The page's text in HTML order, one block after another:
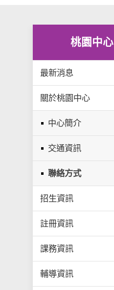
桃園中心
最新消息
關於桃園中心
中心簡介
交通資訊
聯絡方式
招生資訊
註冊資訊
課務資訊
輔導資訊